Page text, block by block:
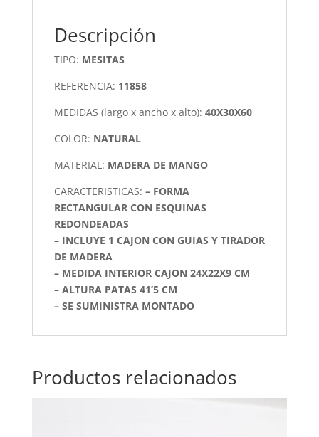
Descripción
TIPO: MESITAS
REFERENCIA: 11858
MEDIDAS (largo x ancho x alto): 40X30X60
COLOR: NATURAL
MATERIAL: MADERA DE MANGO
CARACTERISTICAS: – FORMA
RECTANGULAR CON ESQUINAS
REDONDEADAS
– INCLUYE 1 CAJON CON GUIAS Y TIRADOR
DE MADERA
– MEDIDA INTERIOR CAJON 24X22X9 CM
– ALTURA PATAS 41’5 CM
– SE SUMINISTRA MONTADO
Productos relacionados